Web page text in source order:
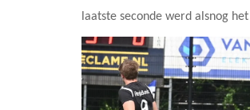
laatste seconde werd alsnog